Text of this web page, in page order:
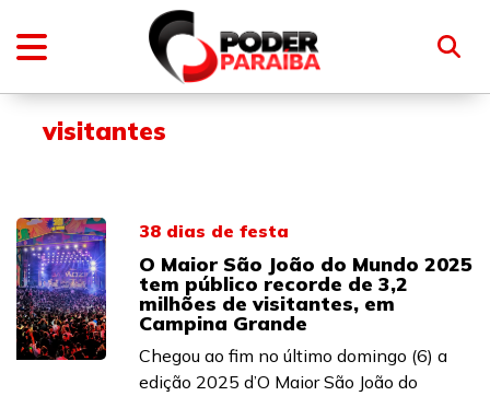
visitantes
38 dias de festa
O Maior São João do Mundo 2025
tem público recorde de 3,2
milhões de visitantes, em
Campina Grande
Chegou ao fim no último domingo (6) a
edição 2025 d’O Maior São João do